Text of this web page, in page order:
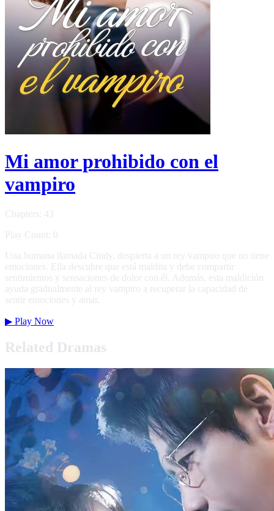
Mi amor prohibido con el
vampiro
Chapters: 43
Play Count: 0
Una humana llamada Cindy, despierta a un rey vampiro que no tiene
emociones. Ella descubre que está maldita y debe compartir
sentimientos y sensaciones de dolor con él. Además, esta maldición
ayuda gradualmente al rey vampiro a recuperar la capacidad de
sentir emociones y amar.
▶ Play Now
Related Dramas